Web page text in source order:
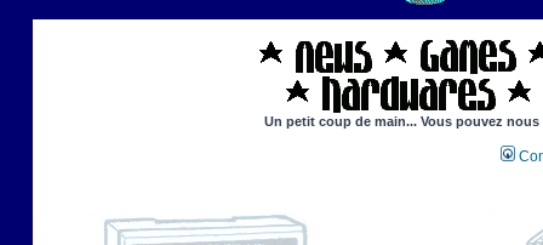
Un petit coup de main... Vous pouvez